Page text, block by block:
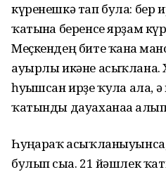
күренешкә тап була: бер
ҡатынға беренсе ярҙам
Меҫкендең бите ҡанға
ауырлы икәне
һуғышсан ирҙе ҡулға ала,
ҡатынды дауаханаға
Һуңғараҡ
булып сыға. 21 йәшлек